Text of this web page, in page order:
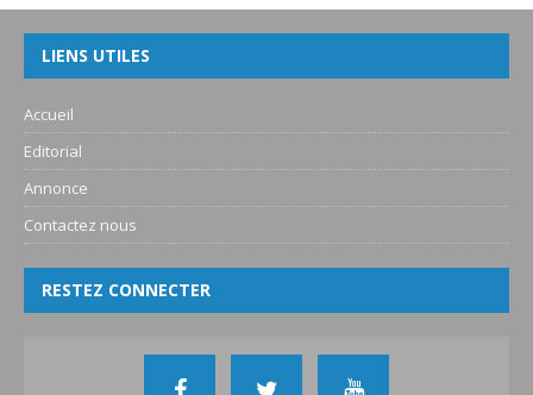
LIENS UTILES
Accueil
Editorial
Annonce
Contactez nous
RESTEZ CONNECTER